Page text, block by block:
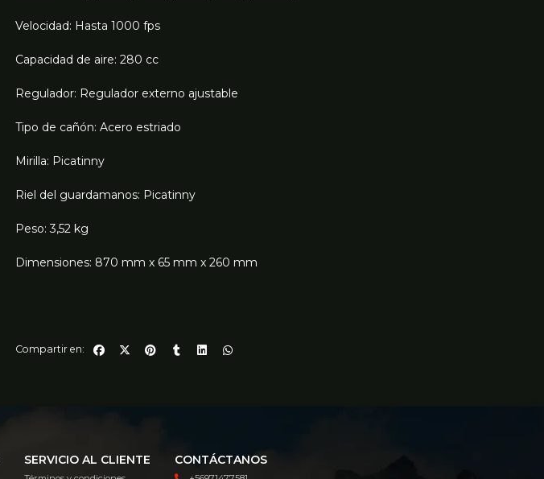
Velocidad: Hasta 1000 fps
Capacidad de aire: 280 cc
Regulador: Regulador externo ajustable
Tipo de cañón: Acero estriado
Mirilla: Picatinny
Riel del guardamanos: Picatinny
Peso: 3,52 kg
Dimensiones: 870 mm x 65 mm x 260 mm
Compartir en:
SERVICIO AL CLIENTE CONTÁCTANOS